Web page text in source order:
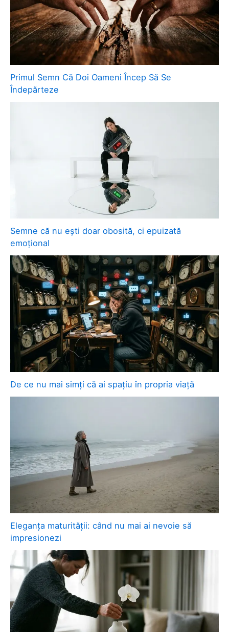
Primul Semn Că Doi Oameni Încep Să Se
Îndepărteze
Semne că nu ești doar obosită, ci epuizată
emoțional
De ce nu mai simți că ai spațiu în propria viață
Eleganța maturității: când nu mai ai nevoie să
impresionezi